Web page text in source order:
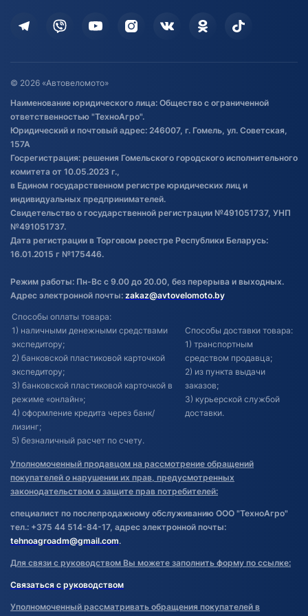
Дополнительные услуги
Оставить отзыв
Договор публичной оферты
Обработка файлов cookie
Постановка транспорта на учет
Обновления в ЭПТС 2024
© 2026 «Автовеломото»
Наименование юридического лица: Общество с ограниченной
ответственностью "ТехноАгро".
Юридический и почтовый адрес: 246007, г. Гомель, ул. Советская,
157А
Госрегистрация: решения Гомельского городского исполнительного
комитета от 10.05.2023 г.,
в Едином государственном регистре юридических лиц и
индивидуальных предпринимателей.
Свидетельство о государственной регистрации №491051737, УНП
№491051737.
Дата регистрации в Торговом реестре Республики Беларусь:
16.01.2015 г №175446.
Режим работы: Пн-Вс с 9.00 до 20.00, без перерыва и выходных.
Адрес электронной почты: zakaz@avtovelomoto.by
Способы оплаты товара:
1) наличными денежными средствами
экспедитору;
2) банковской пластиковой карточкой
экспедитору;
3) банковской пластиковой карточкой в
режиме «онлайн»;
4) оформление кредита через банк/
лизинг;
5) безналичный расчет по счету.
Способы доставки товара:
1) транспортным
средством продавца;
2) из пункта выдачи
заказов;
3) курьерской службой
доставки.
Уполномоченный продавцом на рассмотрение обращений
покупателей о нарушении их прав, предусмотренных
законодательством о защите прав потребителей:
специалист по послепродажному обслуживанию ООО "ТехноАгро"
тел.: +375 44 514-84-17, адрес электронной почты:
tehnoagroadm@gmail.com.
Для связи с руководством Вы можете заполнить форму по ссылке:
Связаться с руководством
Уполномоченный рассматривать обращения покупателей в